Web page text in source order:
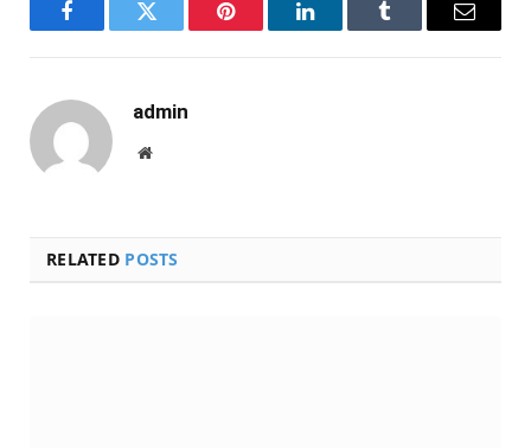
FacebookTwitter Pinterest LinkedInTumblr Email
admin
Website
RELATED POSTS